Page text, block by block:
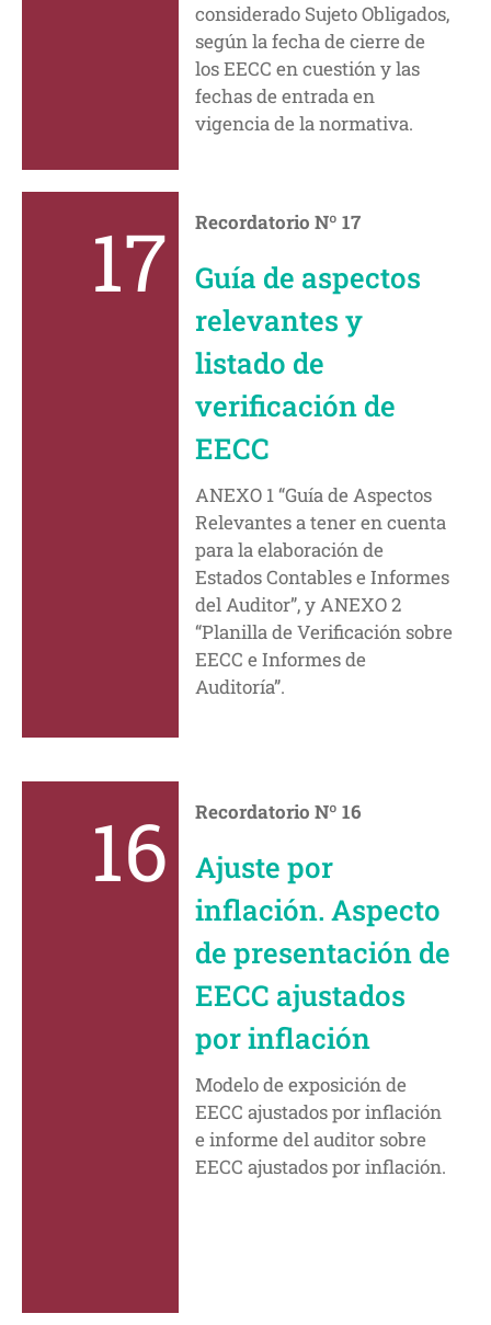
considerado Sujeto Obligados,
según la fecha de cierre de
los EECC en cuestión y las
fechas de entrada en
vigencia de la normativa.
17 Recordatorio Nº 17
Guía de aspectos
relevantes y
listado de
verificación de
EECC
ANEXO 1 “Guía de Aspectos
Relevantes a tener en cuenta
para la elaboración de
Estados Contables e Informes
del Auditor”, y ANEXO 2
“Planilla de Verificación sobre
EECC e Informes de
Auditoría”.
16 Recordatorio Nº 16
Ajuste por
inflación. Aspecto
de presentación de
EECC ajustados
por inflación
Modelo de exposición de
EECC ajustados por inflación
e informe del auditor sobre
EECC ajustados por inflación.